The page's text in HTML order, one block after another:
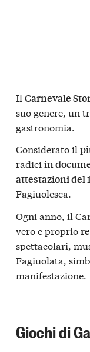
Il Carnevale
suo genere, un
gastronomia.
Considerato il
radici in
attestazioni del
Fagiuolesca.
Ogni anno, il
vero e proprio
spettacolari,
Fagiuolata,
manifestazione.
Giochi di